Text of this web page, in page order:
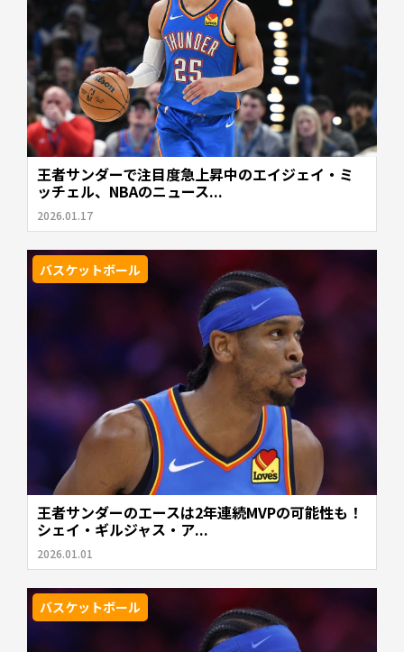
王者サンダーで注目度急上昇中のエイジェイ・ミ
ッチェル、NBAのニュース...
2026.01.17
バスケットボール
王者サンダーのエースは2年連続MVPの可能性も！
シェイ・ギルジャス・ア...
2026.01.01
バスケットボール